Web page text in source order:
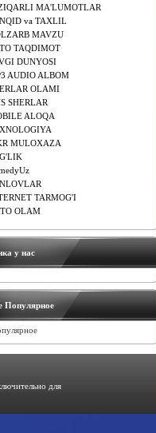
MA'LUMOTLAR
va TAXLIL
MAVZU
TAQDIMOT
DUNYOSI
AUDIO ALBOM
OLAMI
SHERLAR
ALOQA
MULOXAZA
TARMOG'I
OLAM
у нас
Популярное
для